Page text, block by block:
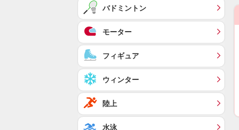
バドミントン
モーター
フィギュア
ウィンター
陸上
水泳